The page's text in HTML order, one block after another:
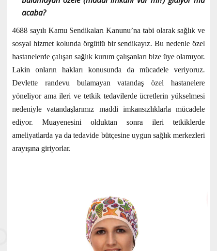
acaba?
4688 sayılı Kamu Sendikaları Kanunu’na tabi olarak sağlık ve
sosyal hizmet kolunda örgütlü bir sendikayız. Bu nedenle özel
hastanelerde çalışan sağlık kurum çalışanları bize üye olamıyor.
Lakin onların hakları konusunda da mücadele veriyoruz.
Devlette randevu bulamayan vatandaş özel hastanelere
yöneliyor ama ileri ve tetkik tedavilerde ücretlerin yükselmesi
nedeniyle vatandaşlarımız maddi imkansızlıklarla mücadele
ediyor. Muayenesini olduktan sonra ileri tetkiklerde
ameliyatlarda ya da tedavide bütçesine uygun sağlık merkezleri
arayışına giriyorlar.